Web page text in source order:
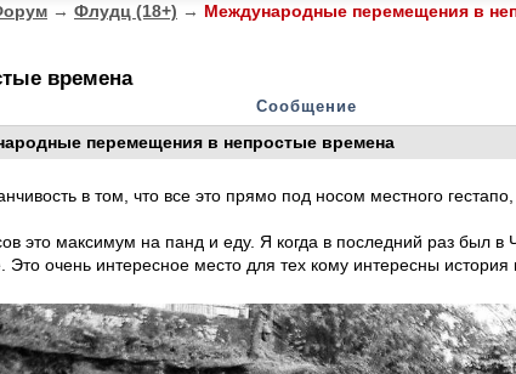
→ Флудц (18+) → Международные перемещения в
времена
Сообщение
перемещения в непростые времена
в том, что все это прямо под носом местного
это максимум на панд и еду. Я когда в последний раз был
Это очень интересное место для тех кому интересны история